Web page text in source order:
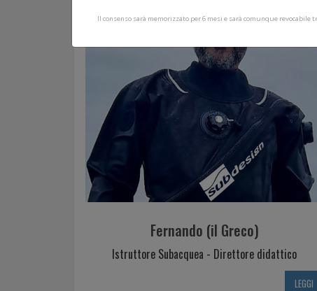
Fernando (il Greco)
Istruttore Subacquea - Direttore didattico
LEGGI
Il consenso sarà memorizzato per 6 mesi e sarà comunque